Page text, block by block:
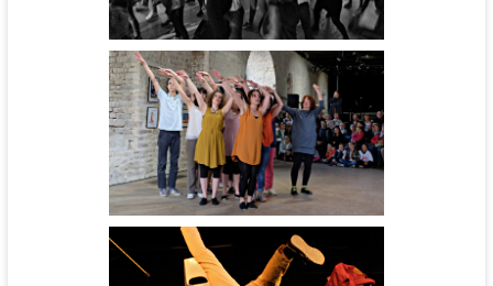
Noos
Cinébal - cie l'Aéronef